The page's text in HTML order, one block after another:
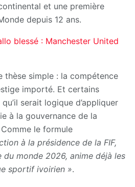
et une première
depuis 12 ans.
blessé : Manchester United
thèse simple : la compétence
importé. Et certains
serait logique d’appliquer
à la gouvernance de la
le formule
à la présidence de la FIF,
du monde 2026, anime déjà les
sportif ivoirien ».